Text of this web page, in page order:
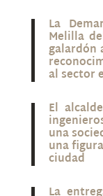
La
Melilla
galardón
al sector
El
una
una
ciudad